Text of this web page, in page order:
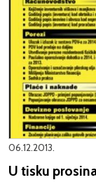
06.12.2013.
U tisku